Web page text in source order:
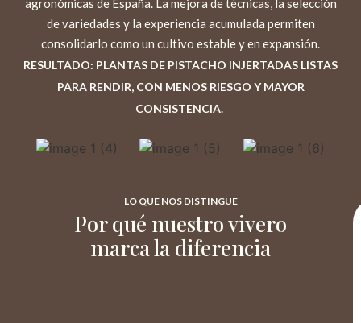
agronómicas de España. La mejora de técnicas, la selección
de variedades y la experiencia acumulada permiten
consolidarlo como un cultivo estable y en expansión.
RESULTADO: PLANTAS DE PISTACHO INJERTADAS LISTAS
PARA RENDIR, CON MENOS RIESGO Y MAYOR
CONSISTENCIA.
LO QUE NOS DISTINGUE
Por qué nuestro vivero
marca la diferencia